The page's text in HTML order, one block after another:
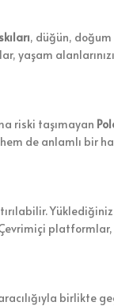
, düğün,
yaşam
riski taşımayan
de anlamlı bir
birlikte